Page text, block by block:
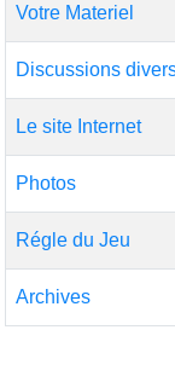
Votre Materiel
Discussions
Le site Internet
Photos
Régle du Jeu
Archives